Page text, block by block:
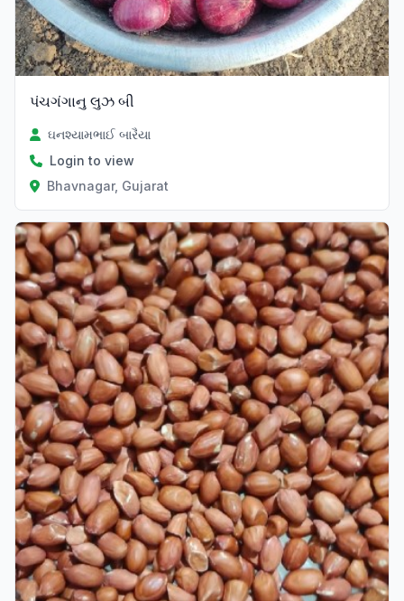
પંચગંગાનુ લુઝ બી
ઘનશ્યામભાઈ બારૈયા
Login to view
Bhavnagar, Gujarat